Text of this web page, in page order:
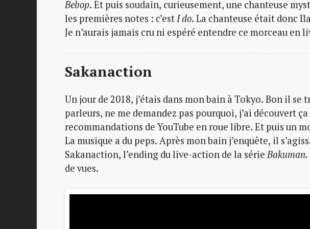
Bebop. Et puis soudain, curieusement, une chanteuse
les premières notes : c’est I do. La chanteuse était donc
Je n’aurais jamais cru ni espéré entendre ce morceau en
Sakanaction
Un jour de 2018, j’étais dans mon bain à Tokyo. Bon il se
parleurs, ne me demandez pas pourquoi, j’ai découvert ça par
recommandations de YouTube en roue libre. Et puis un
La musique a du peps. Après mon bain j’enquête, il
Sakanaction, l’ending du live-action de la sérieBakuman.
de vues.